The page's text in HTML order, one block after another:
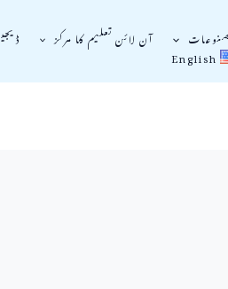
آن لائن تعلیم کا مرکز
English